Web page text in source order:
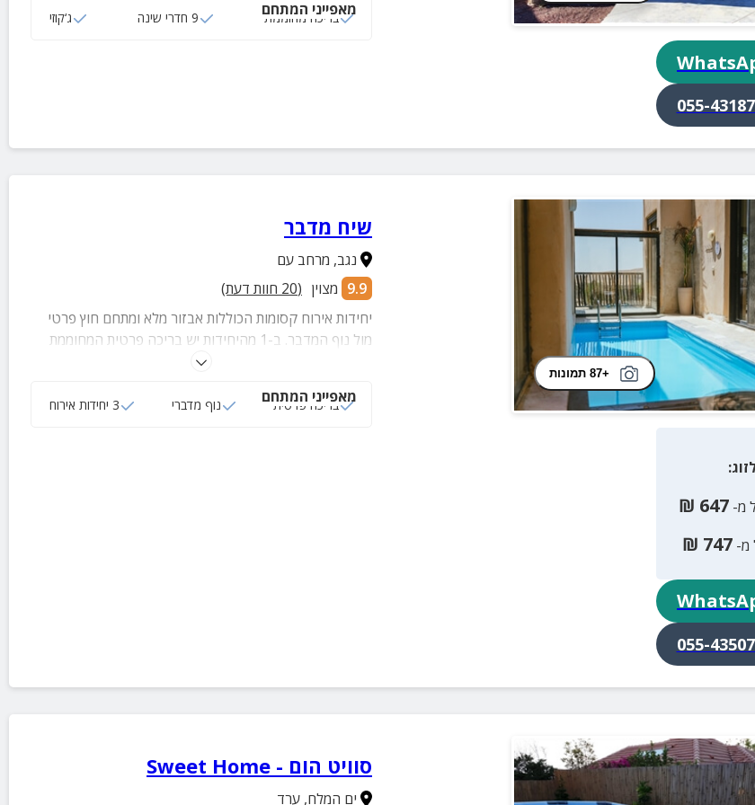
מאפייני המתחם
בריכה מחוממת 9 חדרי שינה ג‘קוזי
055-
+87 תמונות
שיח מדבר
נגב, מרחב עם
9.9 מצוין (
20 חוות דעת)
יחידות אירוח קסומות הכוללות אבזור מלא ומתחם חוץ פרטי
מול נוף המדבר. ב-1 מהיחידות יש בריכה פרטית המחוממת
מאפייני המתחם
בריכה פרטית נוף מדברי 3 יחידות אירוח
:
מ- 647
₪
מ- 747
₪
055-
סוויט הום - Sweet Home
ים המלח,ערד